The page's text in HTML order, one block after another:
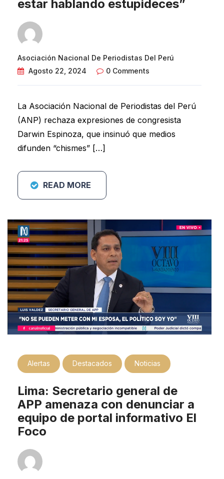
estar hablando estupideces”
Asociación Nacional De Periodistas Del Perú
Agosto 22, 2024
0 Comments
La Asociación Nacional de Periodistas del Perú
(ANP) rechaza expresiones de congresista
Darwin Espinoza, que insinuó que medios
difunden “chismes” […]
READ MORE
Alertas Destacados Noticias
Lima: Secretario general de
APP amenaza con denunciar a
equipo de portal informativo El
Foco